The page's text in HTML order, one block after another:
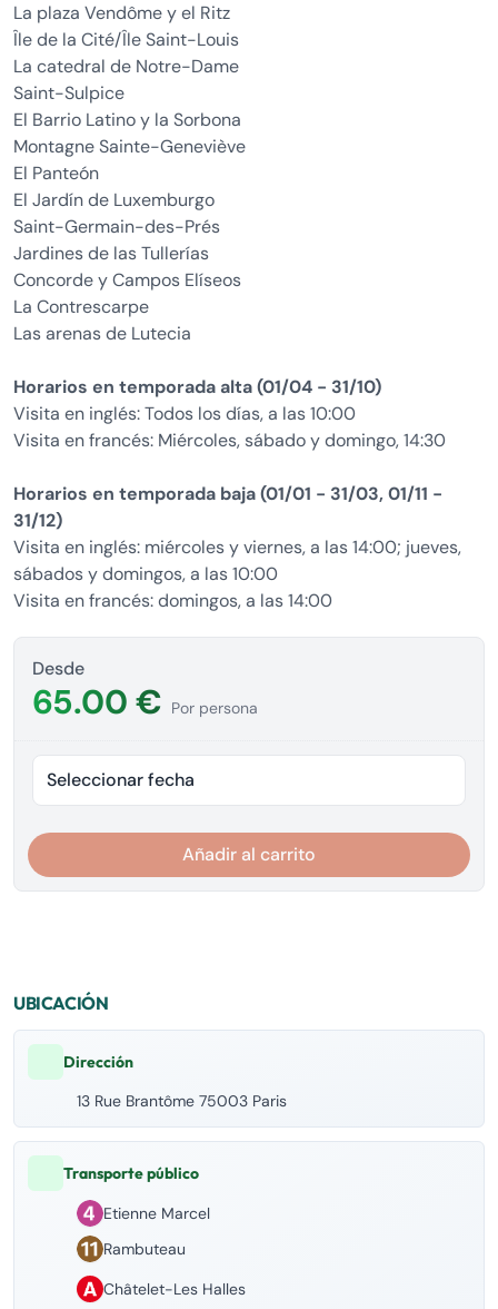
La plaza Vendôme y el Ritz
Île de la Cité/Île Saint-Louis
La catedral de Notre-Dame
Saint-Sulpice
El Barrio Latino y la Sorbona
Montagne Sainte-Geneviève
El Panteón
El Jardín de Luxemburgo
Saint-Germain-des-Prés
Jardines de las Tullerías
Concorde y Campos Elíseos
La Contrescarpe
Las arenas de Lutecia
Horarios en temporada alta (01/04 - 31/10)
Visita en inglés: Todos los días, a las 10:00
Visita en francés: Miércoles, sábado y domingo, 14:30
Horarios en temporada baja (01/01 - 31/03, 01/11 -
31/12)
Visita en inglés: miércoles y viernes, a las 14:00; jueves,
sábados y domingos, a las 10:00
Visita en francés: domingos, a las 14:00
Desde
65.00 € Por persona
Seleccionar fecha
Añadir al carrito
UBICACIÓN
Dirección
13 Rue Brantôme 75003 Paris
Transporte público
Etienne Marcel
Rambuteau
Châtelet-Les Halles